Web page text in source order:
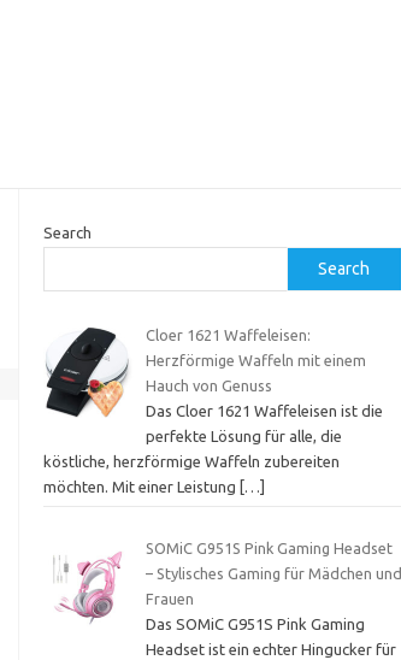
Search
Search
Cloer 1621 Waffeleisen:
Herzförmige Waffeln mit einem
Hauch von Genuss
Das Cloer 1621 Waffeleisen ist die
perfekte Lösung für alle, die
köstliche, herzförmige Waffeln zubereiten
möchten. Mit einer Leistung
[…]
SOMiC G951S Pink Gaming Headset
– Stylisches Gaming für Mädchen und
Frauen
Das SOMiC G951S Pink Gaming
Headset ist ein echter Hingucker für